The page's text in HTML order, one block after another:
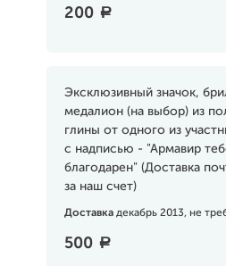
200 a
Эксклюзивный значок,
медалион (на выбор) из
глины от одного из
с надписью - "Армавир
благодарен" (Доставка
за наш счет)
Доставка декабрь 2013, не
500 a